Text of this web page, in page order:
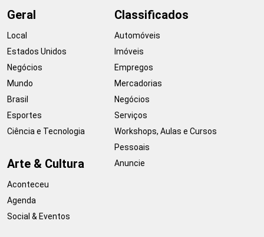
Geral
Local
Estados Unidos
Negócios
Mundo
Brasil
Esportes
Ciência e Tecnologia
Arte & Cultura
Aconteceu
Agenda
Social & Eventos
Classificados
Automóveis
Imóveis
Empregos
Mercadorias
Negócios
Serviços
Workshops, Aulas e Cursos
Pessoais
Anuncie